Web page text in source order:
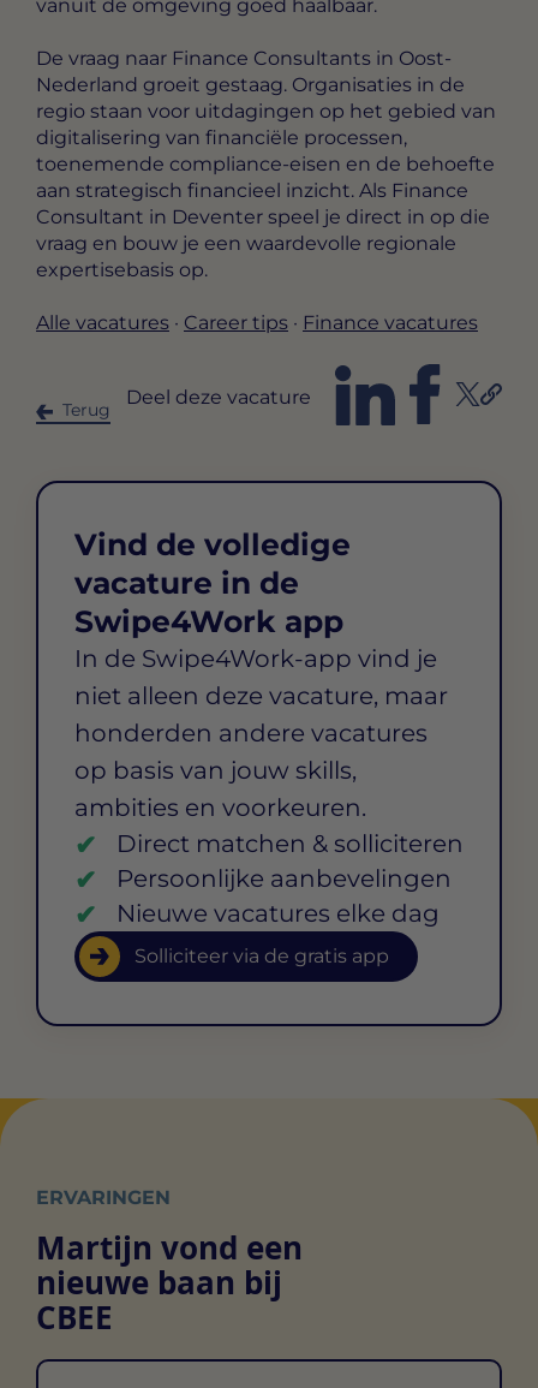
vanuit de omgeving goed haalbaar.
De vraag naar Finance Consultants in Oost-
Nederland groeit gestaag. Organisaties in de
regio staan voor uitdagingen op het gebied van
digitalisering van financiële processen,
toenemende compliance-eisen en de behoefte
aan strategisch financieel inzicht. Als Finance
Consultant in Deventer speel je direct in op die
vraag en bouw je een waardevolle regionale
expertisebasis op.
Alle vacatures · Career tips · Finance vacatures
Terug
Deel deze vacature
Vind de volledige
vacature in de
Swipe4Work app
In de Swipe4Work-app vind je
niet alleen deze vacature, maar
honderden andere vacatures
op basis van jouw skills,
ambities en voorkeuren.
Direct matchen & solliciteren
Persoonlijke aanbevelingen
Nieuwe vacatures elke dag
Solliciteer via de gratis app
ERVARINGEN
Martijn vond een
nieuwe baan bij
CBEE